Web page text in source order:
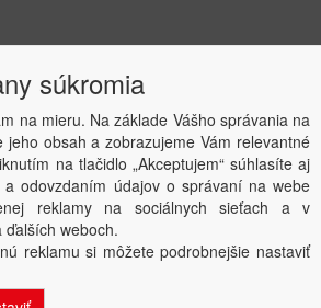
GROUP spol. s r.o.2026
Powered by ABRA
súkromia
na mieru. Na základe Vášho správania na
jeho obsah a zobrazujeme Vám relevantné
na tlačidlo „Akceptujem“ súhlasíte aj
odovzdaním údajov o správaní na webe
reklamy na sociálnych sieťach a v
ďalších weboch.
reklamu si môžete podrobnejšie nastaviť